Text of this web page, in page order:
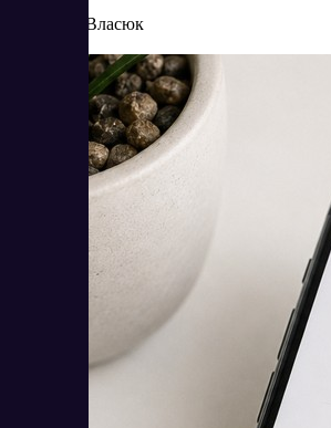
Елена Власюк